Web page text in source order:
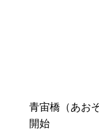
青宙橋（あお
開始